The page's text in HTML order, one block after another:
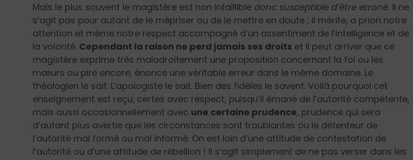
Mais le plus souvent le magistère est non infaillible donc susceptible d’être erroné. Il ne
s’agit pas pour autant de le mépriser ou de le mettre en doute ; il mérite, a priori notre
attention et même notre respect accompagné d’un assentiment de l’intelligence et de
la volonté. Cependant la raison ne perd jamais ses droits et il peut arriver que ce
magistère exprime très maladroitement une proposition concernant la foi ou les
mœurs ou pire encore, énonce une véritable erreur dans le même domaine. Le
théologien le sait. L’apologiste le sait. Bien des fidèles le savent. Voilà pourquoi cet
enseignement est reçu, certes avec respect, puisqu’il émane de l’autorité compétente,
mais aussi occasionnellement avec une certaine prudence, prudence qui sera
d’autant plus avertie que les circonstances sont troublantes ou le détenteur de
l’autorité mal formé ou mal informé. On est loin d’une attitude de contestation de
l’autorité ou d’une attitude de rébellion ! Il s’agit simplement de ne pas verser dans les